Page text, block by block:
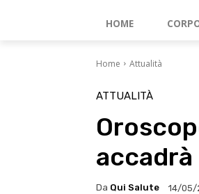
HOME
Home Attualità
ATTUALITÀ
accadrà
Da Qui Salute 14/05/